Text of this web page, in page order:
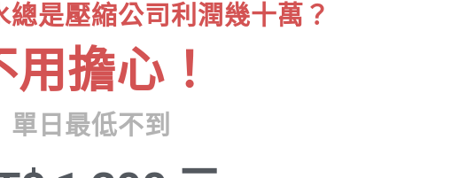
總是壓縮公司利潤幾十萬？
用擔心！
單日最低不到